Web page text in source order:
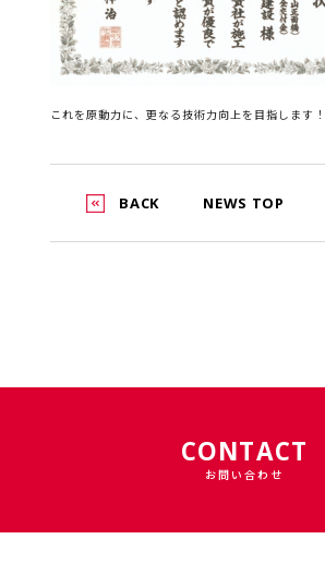
これを原動力に、更なる技術力向上を目指します！
BACK NEWS TOP
CONTACT
お問い合わせ